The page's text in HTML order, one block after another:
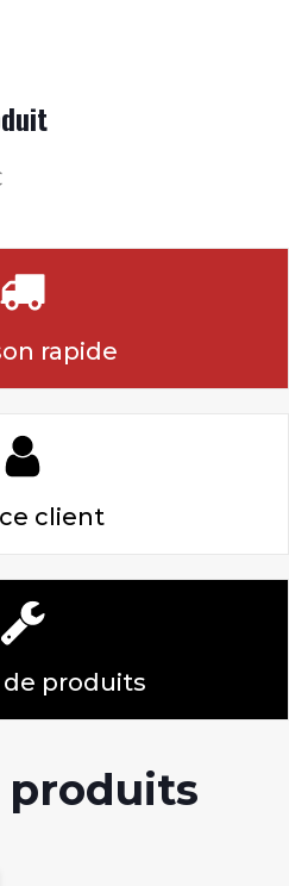
rapide
client
de produits